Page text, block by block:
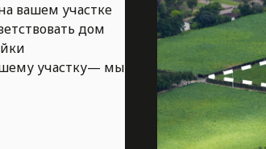
вашем участке
дом
участку— мы